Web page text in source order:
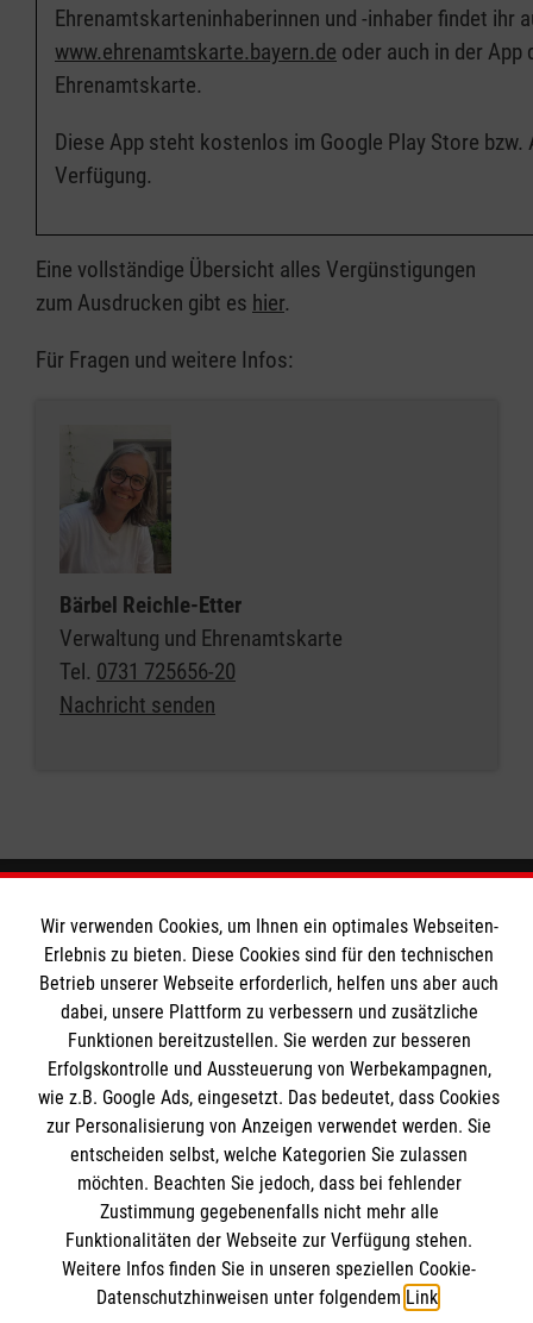
Ehrenamtskarteninhaberinnen und -inhaber findet ihr
www.ehrenamtskarte.bayern.de oder auch in der App
Ehrenamtskarte.
Diese App steht kostenlos im Google Play Store bzw.
Verfügung.
Eine vollständige Übersicht alles Vergünstigungen
zum Ausdrucken gibt es hier.
Für Fragen und weitere Infos:
Bärbel Reichle-Etter
Verwaltung und Ehrenamtskarte
Tel. 0731 725656-20
Nachricht senden
Informationen
Kontakt
Impressum
Datenschutz
Barrierefreiheit
Soziale Netzwerke
Wir verwenden Cookies, um Ihnen ein optimales Webseiten-
Erlebnis zu bieten. Diese Cookies sind für den technischen
Betrieb unserer Webseite erforderlich, helfen uns aber auch
dabei, unsere Plattform zu verbessern und zusätzliche
Funktionen bereitzustellen. Sie werden zur besseren
Erfolgskontrolle und Aussteuerung von Werbekampagnen,
wie z.B. Google Ads, eingesetzt. Das bedeutet, dass Cookies
zur Personalisierung von Anzeigen verwendet werden. Sie
entscheiden selbst, welche Kategorien Sie zulassen
möchten. Beachten Sie jedoch, dass bei fehlender
Zustimmung gegebenenfalls nicht mehr alle
Funktionalitäten der Webseite zur Verfügung stehen.
Weitere Infos finden Sie in unseren speziellen Cookie-
Datenschutzhinweisen unter folgendem Link.